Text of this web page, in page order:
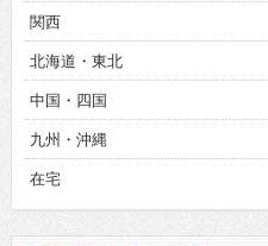
関西
北海道・東北
中国・四国
九州・沖縄
在宅